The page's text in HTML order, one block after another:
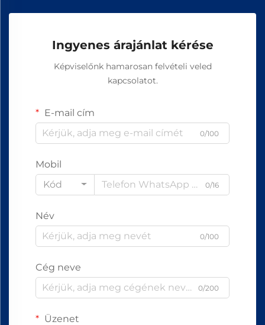
Ingyenes árajánlat kérése
Képviselőnk hamarosan felvételi veled
kapcsolatot.
E-mail cím
0/100
Mobil
Kód
0/16
Név
0/100
Cég neve
0/200
Üzenet